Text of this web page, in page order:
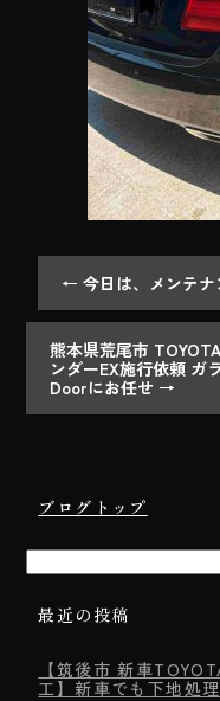
← 今日は、メンテナ
熊本県荒尾市
ンダーEX施行依頼 ガ
Doorにお任せ →
ブログトップ
最近の投稿
【筑後市 新車
工】新車でも下地処